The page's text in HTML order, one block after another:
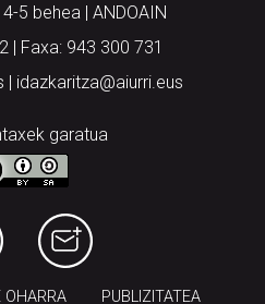
5 behea | ANDOAIN
| Faxa: 943 300 731
| idazkaritza@aiurri.eus
garatua
OHARRA PUBLIZITATEA